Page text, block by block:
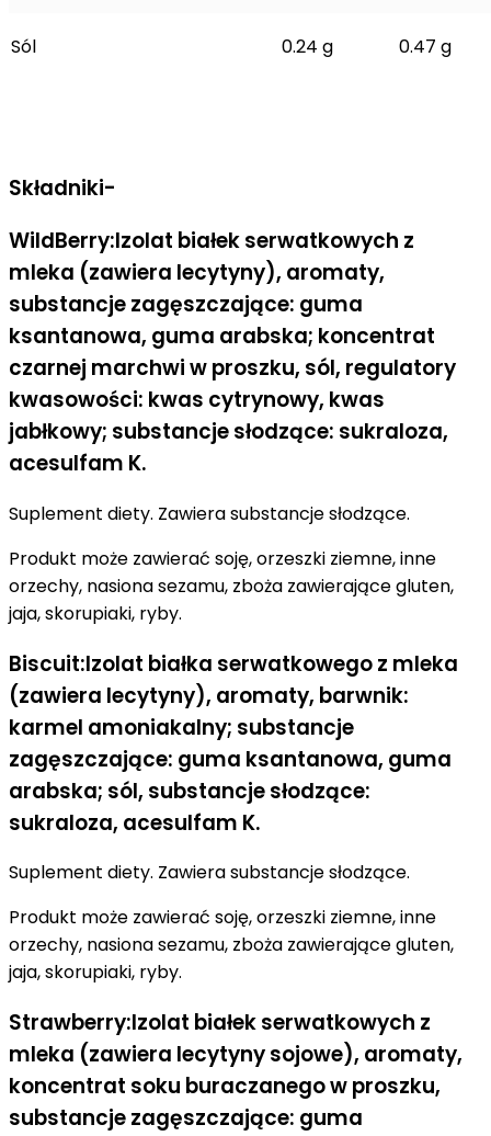
Sól 0.24 g 0.47 g
Składniki-
WildBerry:Izolat białek serwatkowych z
mleka (zawiera lecytyny), aromaty,
substancje zagęszczające: guma
ksantanowa, guma arabska; koncentrat
czarnej marchwi w proszku, sól, regulatory
kwasowości: kwas cytrynowy, kwas
jabłkowy; substancje słodzące: sukraloza,
acesulfam K.
Suplement diety. Zawiera substancje słodzące.
Produkt może zawierać soję, orzeszki ziemne, inne
orzechy, nasiona sezamu, zboża zawierające gluten,
jaja, skorupiaki, ryby.
Biscuit:Izolat białka serwatkowego z mleka
(zawiera lecytyny), aromaty, barwnik:
karmel amoniakalny; substancje
zagęszczające: guma ksantanowa, guma
arabska; sól, substancje słodzące:
sukraloza, acesulfam K.
Suplement diety. Zawiera substancje słodzące.
Produkt może zawierać soję, orzeszki ziemne, inne
orzechy, nasiona sezamu, zboża zawierające gluten,
jaja, skorupiaki, ryby.
Strawberry:Izolat białek serwatkowych z
mleka (zawiera lecytyny sojowe), aromaty,
koncentrat soku buraczanego w proszku,
substancje zagęszczające: guma